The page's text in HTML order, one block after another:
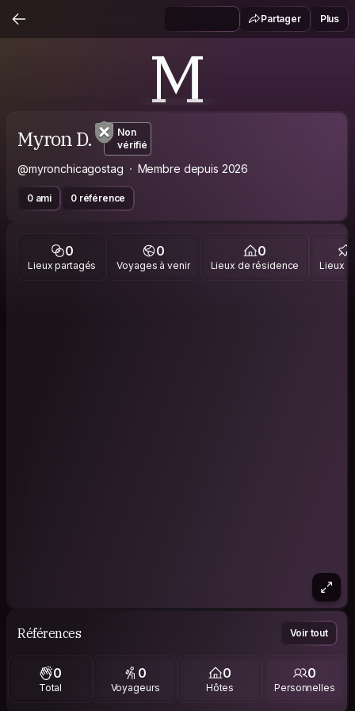
Partager Plus
M
Myron D.
Non
vérifié
@myronchicagostag Membre depuis 2026
0 ami 0 référence
0
Lieux partagés
0
Voyages à venir
0
Lieux de résidence Lieux
Références Voir tout
0
Total
0
Voyageurs
0
Hôtes
0
Personnelles